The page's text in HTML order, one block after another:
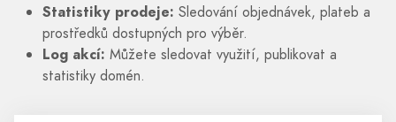
Statistiky prodeje: Sledování objednávek, plateb a
prostředků dostupných pro výběr.
Log akcí: Můžete sledovat využití, publikovat a
statistiky domén.